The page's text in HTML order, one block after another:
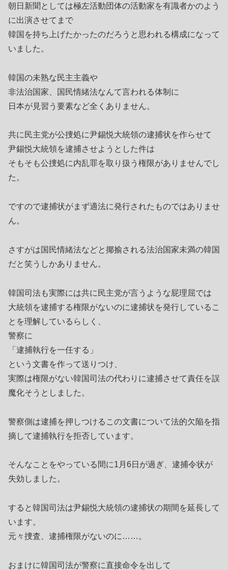
朝日新聞としては極左活動団体の活動家を有識者かのよう
に出演させてまで
韓国を持ち上げたかったのだろうと思われる構成になって
いました。
韓国の未熟な民主主義や
非法治国家、国民情緒法なんて言われる体制に
日本が見習う要素など全くありません。
共に民主党が公捜処に尹錫悦大統領の逮捕状を作らせて
尹錫悦大統領を逮捕させようとした件は
そもそも公捜処に内乱罪を取り扱う権限がありませんでし
た。
ですので逮捕状がまず適法に発行されたものではありませ
ん。
さすがは国民情緒法などと揶揄される法治国家未満の韓国
だと笑うしかありません。
韓国司法も実際には共に民主党が言うような屁理屈では
大統領を逮捕する権限がないのに逮捕状を発行しているこ
とを理解しているらしく、
警察に
「逮捕執行を一任する」
という文書を作って送りつけ、
実際は権限がない韓国司法の代わりに逮捕させて責任を誤
魔化そうとしました。
警察側は逮捕を押しつけるこの文書について法的欠陥を指
摘して逮捕執行を拒否しています。
そんなことをやっている間に1月6日が過ぎ、逮捕令状が
失効しました。
すると韓国司法は尹錫悦大統領の逮捕状の期間を延長して
います。
元々捜査、逮捕権限がないのに……。
おまけに韓国司法が警察に直接命令を出して